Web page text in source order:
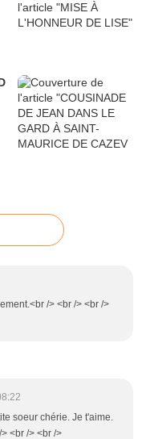
/> <br /> <br />
soeur chérie. Je t'aime.
<br /> <br />